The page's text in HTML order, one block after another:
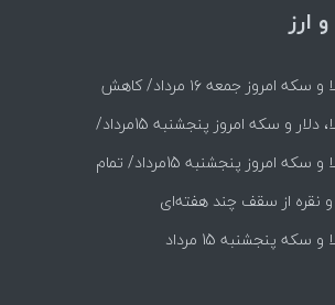
ارز
قیمت طلا و سکه امروز جمعه ۱۶ مرداد/ کاهش
جدول و جزییات
قیمت طلا، دلار و سکه امروز پنجشنبه 15مرداد/
ها + جدول
قیمت طلا و سکه امروز پنجشنبه 15مرداد/ تمام
مدار افزایش + جدول
و نقره از سقف چند هفته‌ای
پنجشنبه 15 مرداد